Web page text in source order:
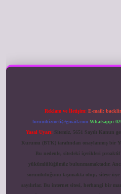
Reklam ve İletişim: E-mail:
forumhizmeti@gmail.com Whatsapp:
Yasal Uyarı: Sitemiz, 5651 Sayılı Kanun
Kurumu (BTK) tarafından onaylanmış bir
Bu nedenle, sitedeki içerikleri proaktif
yükümlülüğümüz bulunmamaktadır.
sorumluluğunu taşımakta olup, siteye
sayılırlar. Bu internet sitesi, herhangi bir